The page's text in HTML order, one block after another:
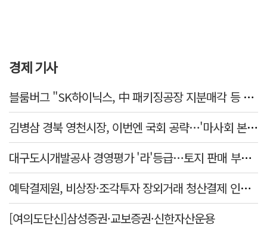
경제 기사
블룸버그 "SK하이닉스, 中 패키징공장 지분매각 등 검토"
김병삼 경북 영천시장, 이번엔 국회 공략…'마사회 본사 이전·광역교통망 확충' 요청
대구도시개발공사 경영평가 '라'등급…토지 판매 부진에 1년 만에 두 단계 '뚝'
예탁결제원, 비상장·조각투자 장외거래 청산결제 인프라 구축 착수…연내 가동
[여의도단신]삼성증권·교보증권·신한자산운용